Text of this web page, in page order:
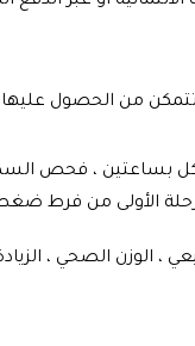
من الحصول عليها
بساعتين ، فحص السكر
الأولى من فرط ضغط
الوزن الصحي ،